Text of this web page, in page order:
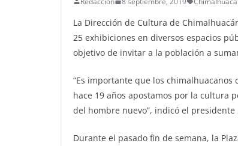
La Dirección de Cultura de
25 exhibiciones en diversos espacios
objetivo de invitar a la población a
“Es importante que los
hace 19 años apostamos por la cultura
del hombre nuevo”, indicó el
Durante el pasado fin de semana, la